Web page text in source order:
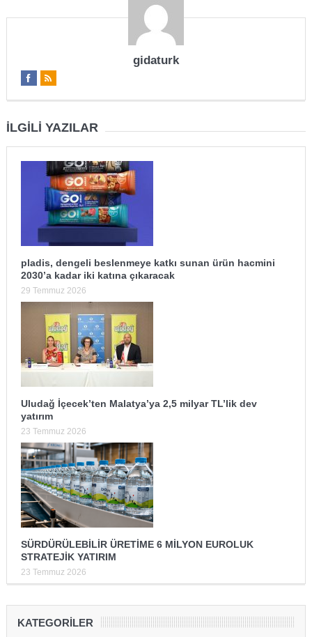
gidaturk
İLGILI YAZILAR
pladis, dengeli beslenmeye katkı sunan ürün hacmini
2030’a kadar iki katına çıkaracak
29 Temmuz 2026
Uludağ İçecek’ten Malatya’ya 2,5 milyar TL’lik dev
yatırım
23 Temmuz 2026
SÜRDÜRÜLEBİLİR ÜRETİME 6 MİLYON EUROLUK
STRATEJİK YATIRIM
23 Temmuz 2026
KATEGORILER